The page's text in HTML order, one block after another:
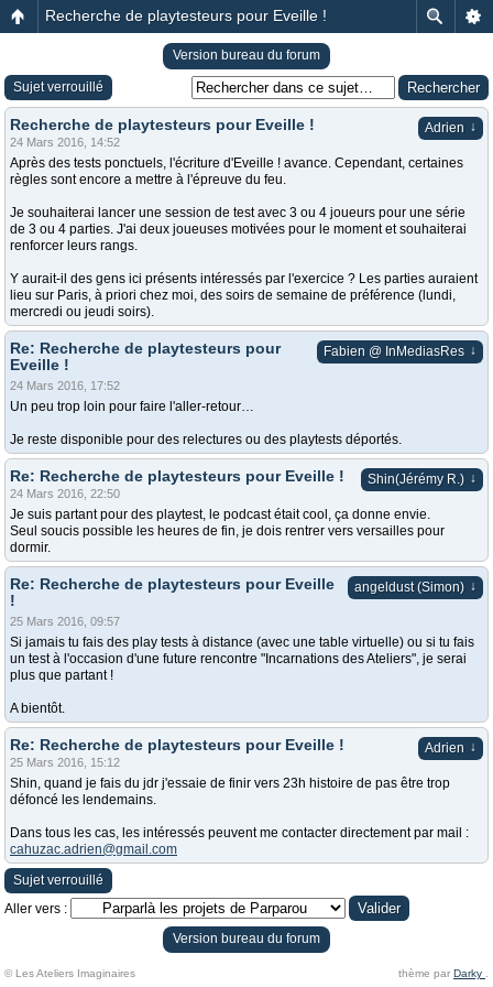
Recherche de playtesteurs pour Eveille !
Version bureau du forum
Sujet verrouillé
Adrien ↓
Recherche de playtesteurs pour Eveille !
24 Mars 2016, 14:52
Après des tests ponctuels, l'écriture d'Eveille ! avance. Cependant, certaines
règles sont encore a mettre à l'épreuve du feu.
Je souhaiterai lancer une session de test avec 3 ou 4 joueurs pour une série
de 3 ou 4 parties. J'ai deux joueuses motivées pour le moment et souhaiterai
renforcer leurs rangs.
Y aurait-il des gens ici présents intéressés par l'exercice ? Les parties auraient
lieu sur Paris, à priori chez moi, des soirs de semaine de préférence (lundi,
mercredi ou jeudi soirs).
Fabien @ InMediasRes ↓
Re: Recherche de playtesteurs pour
Eveille !
24 Mars 2016, 17:52
Un peu trop loin pour faire l'aller-retour…
Je reste disponible pour des relectures ou des playtests déportés.
Shin(Jérémy R.) ↓
Re: Recherche de playtesteurs pour Eveille !
24 Mars 2016, 22:50
Je suis partant pour des playtest, le podcast était cool, ça donne envie.
Seul soucis possible les heures de fin, je dois rentrer vers versailles pour
dormir.
angeldust (Simon) ↓
Re: Recherche de playtesteurs pour Eveille
!
25 Mars 2016, 09:57
Si jamais tu fais des play tests à distance (avec une table virtuelle) ou si tu fais
un test à l'occasion d'une future rencontre "Incarnations des Ateliers", je serai
plus que partant !
A bientôt.
Adrien ↓
Re: Recherche de playtesteurs pour Eveille !
25 Mars 2016, 15:12
Shin, quand je fais du jdr j'essaie de finir vers 23h histoire de pas être trop
défoncé les lendemains.
Dans tous les cas, les intéressés peuvent me contacter directement par mail :
cahuzac.adrien@gmail.com
Sujet verrouillé
Aller vers :
Version bureau du forum
© Les Ateliers Imaginaires thème par Darky